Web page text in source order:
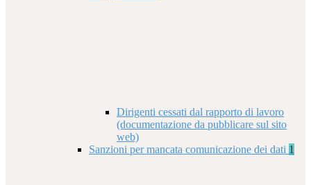
Dirigenti cessati dal rapporto di lavoro
(documentazione da pubblicare sul sito
web)
Sanzioni per mancata comunicazione dei dati 1